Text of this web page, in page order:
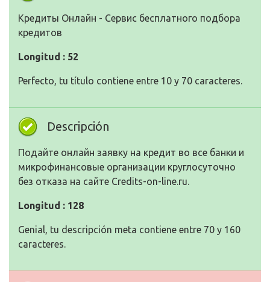
Кредиты Онлайн - Сервис бесплатного подбора
кредитов
Longitud : 52
Perfecto, tu título contiene entre 10 y 70 caracteres.
Descripción
Подайте онлайн заявку на кредит во все банки и
микрофинансовые организации круглосуточно
без отказа на сайте Credits-on-line.ru.
Longitud : 128
Genial, tu descripción meta contiene entre 70 y 160
caracteres.